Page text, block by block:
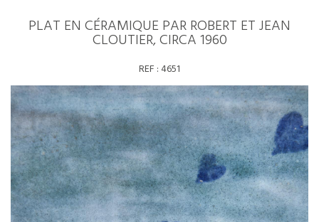
PLAT EN CÉRAMIQUE PAR ROBERT ET JEAN
CLOUTIER, CIRCA 1960
REF :4651